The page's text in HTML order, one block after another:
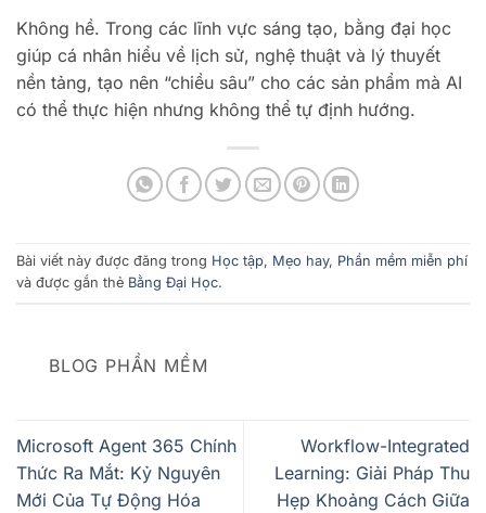
Không hề. Trong các lĩnh vực sáng tạo, bằng đại học
giúp cá nhân hiểu về lịch sử, nghệ thuật và lý thuyết
nền tảng, tạo nên “chiều sâu” cho các sản phẩm mà AI
có thể thực hiện nhưng không thể tự định hướng.
Bài viết này được đăng trong Học tập, Mẹo hay, Phần mềm miễn phí
và được gắn thẻ Bằng Đại Học.
BLOG PHẦN MỀM
Microsoft Agent 365 Chính
Thức Ra Mắt: Kỷ Nguyên
Mới Của Tự Động Hóa
Workflow-Integrated
Learning: Giải Pháp Thu
Hẹp Khoảng Cách Giữa